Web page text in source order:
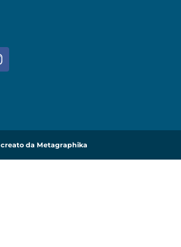
creato da Metagraphika